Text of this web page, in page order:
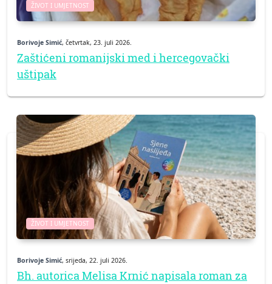
ŽIVOT I UMJETNOST
Borivoje Simić, četvrtak, 23. juli 2026.
Zaštićeni romanijski med i hercegovački
uštipak
ŽIVOT I UMJETNOST
Borivoje Simić, srijeda, 22. juli 2026.
Bh. autorica Melisa Krnić napisala roman za